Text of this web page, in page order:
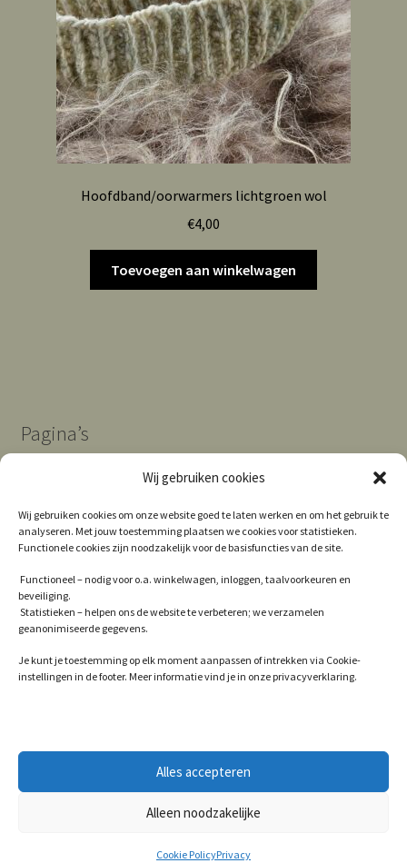
Wij gebruiken cookies
Wij gebruiken cookies om onze website goed te laten werken en om het gebruik te
analyseren. Met jouw toestemming plaatsen we cookies voor statistieken.
Functionele cookies zijn noodzakelijk voor de basisfuncties van de site.
Functioneel – nodig voor o.a. winkelwagen, inloggen, taalvoorkeuren en
beveiliging.
Statistieken – helpen ons de website te verbeteren; we verzamelen
geanonimiseerde gegevens.
Je kunt je toestemming op elk moment aanpassen of intrekken via Cookie-
instellingen in de footer. Meer informatie vind je in onze privacyverklaring.
Alles accepteren
Alleen noodzakelijke
Cookie PolicyPrivacy
Hoofdband/oorwarmers lichtgroen wol
€4,00
Toevoegen aan winkelwagen
Pagina’s
Contact
Privacy
© 2026
Gebouwd met WooCommerce